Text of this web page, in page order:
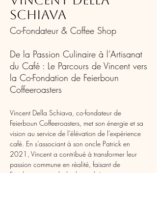
Schiava
Co-Fondateur & Coffee Shop
De la Passion Culinaire à l’Artisanat
du Café : Le Parcours de Vincent vers
la Co-Fondation de Feierboun
Coffeeroasters
Vincent Della Schiava, co-fondateur de
Feierboun Coffeeroasters, met son énergie et sa
vision au service de l’élévation de l’expérience
café. En s’associant à son oncle Patrick en
2021, Vincent a contribué à transformer leur
passion commune en réalité, faisant de
Feierboun un symbole de qualité et